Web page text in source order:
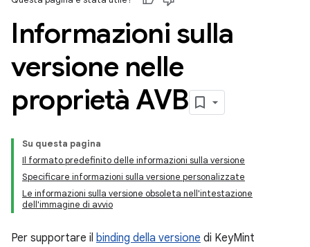
Informazioni sulla
versione nelle
proprietà AVB
Su questa pagina
Il formato predefinito delle informazioni sulla versione
Specificare informazioni sulla versione personalizzate
Le informazioni sulla versione obsoleta nell'intestazione
dell'immagine di avvio
Per supportare il binding della versione di KeyMint